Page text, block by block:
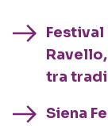
tra
Siena